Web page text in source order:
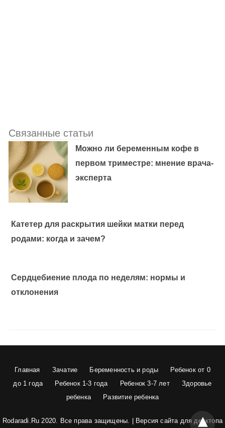
Связанные статьи
Можно ли беременным кофе в
первом триместре: мнение врача-
эксперта
Катетер для раскрытия шейки матки перед
родами: когда и зачем?
Сердцебиение плода по неделям: нормы и
отклонения
Главная Зачатие Беременность и роды
Ребенок от 0
до 1 года
Ребенок 1-3 года Ребенок 3-7 лет
Здоровье
ребенка
Развитие ребенка
Rodaradi.Ru 2020. Все права защищены. | Версия сайта для десктопа